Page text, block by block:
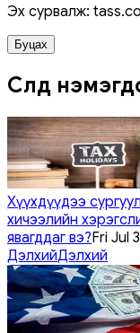
Эх сурвалж:
Буцах
Сүүлд
Хүүхдүүдээ
хичээлийн
явагддаг вэ?Fri Jul
ДэлхийДэлхий